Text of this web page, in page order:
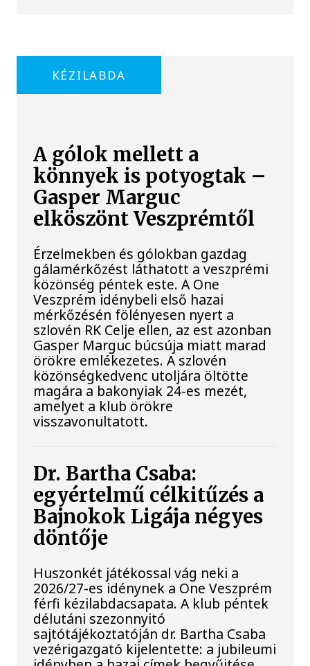
KÉZILABDA
A gólok mellett a
könnyek is potyogtak –
Gasper Marguc
elköszönt Veszprémtől
Érzelmekben és gólokban gazdag
gálamérkőzést láthatott a veszprémi
közönség péntek este. A One
Veszprém idénybeli első hazai
mérkőzésén fölényesen nyert a
szlovén RK Celje ellen, az est azonban
Gasper Marguc búcsúja miatt marad
örökre emlékezetes. A szlovén
közönségkedvenc utoljára öltötte
magára a bakonyiak 24-es mezét,
amelyet a klub örökre
visszavonultatott.
Dr. Bartha Csaba:
egyértelmű célkitűzés a
Bajnokok Ligája négyes
döntője
Huszonkét játékossal vág neki a
2026/27-es idénynek a One Veszprém
férfi kézilabdacsapata. A klub péntek
délutáni szezonnyitó
sajtótájékoztatóján dr. Bartha Csaba
vezérigazgató kijelentette: a jubileumi